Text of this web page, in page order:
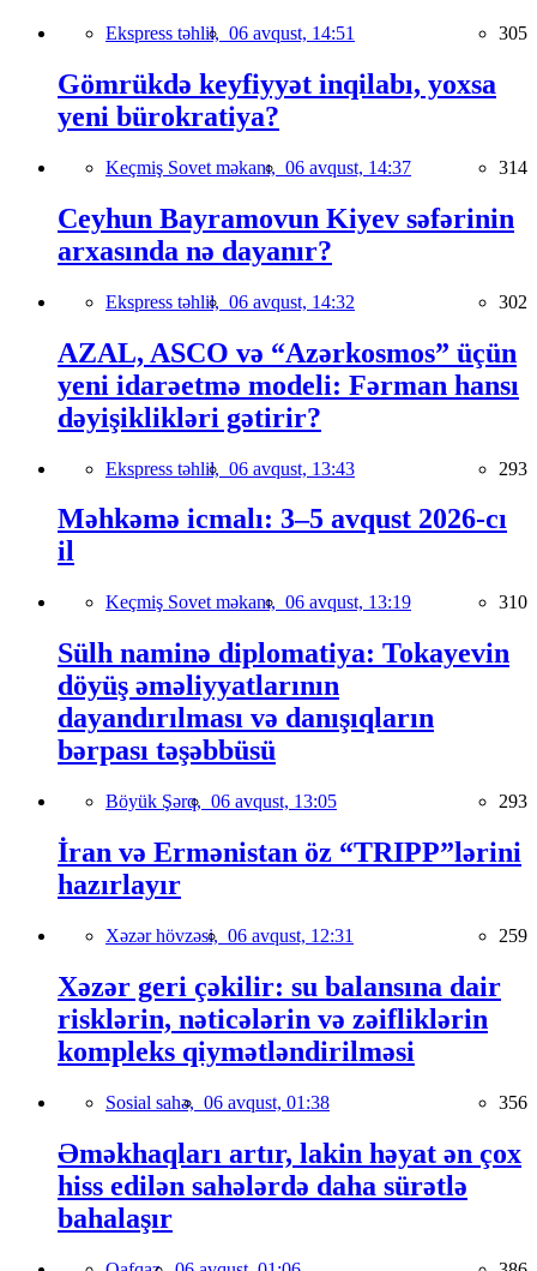
Ekspress təhlil, 06 avqust, 14:51 305
Gömrükdə keyfiyyət inqilabı, yoxsa
yeni bürokratiya?
Keçmiş Sovet məkanı, 06 avqust, 14:37 314
Ceyhun Bayramovun Kiyev səfərinin
arxasında nə dayanır?
Ekspress təhlil, 06 avqust, 14:32 302
AZAL, ASCO və “Azərkosmos” üçün
yeni idarəetmə modeli: Fərman hansı
dəyişiklikləri gətirir?
Ekspress təhlil, 06 avqust, 13:43 293
Məhkəmə icmalı: 3–5 avqust 2026-cı
il
Keçmiş Sovet məkanı, 06 avqust, 13:19 310
Sülh naminə diplomatiya: Tokayevin
döyüş əməliyyatlarının
dayandırılması və danışıqların
bərpası təşəbbüsü
Böyük Şərq, 06 avqust, 13:05 293
İran və Ermənistan öz “TRIPP”lərini
hazırlayır
Xəzər hövzəsi, 06 avqust, 12:31 259
Xəzər geri çəkilir: su balansına dair
risklərin, nəticələrin və zəifliklərin
kompleks qiymətləndirilməsi
Sosial sahə, 06 avqust, 01:38 356
Əməkhaqları artır, lakin həyat ən çox
hiss edilən sahələrdə daha sürətlə
bahalaşır